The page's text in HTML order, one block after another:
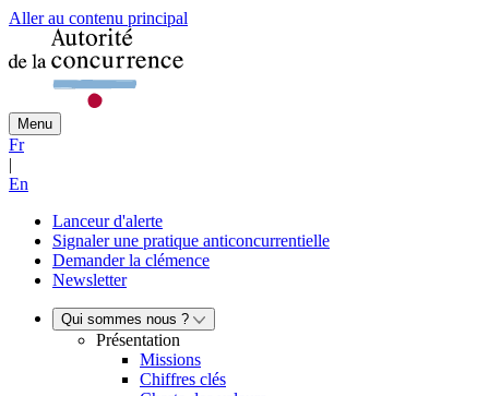
Aller au contenu principal
Menu
Fr
|
En
Lanceur d'alerte
Signaler une pratique anticoncurrentielle
Demander la clémence
Newsletter
Qui sommes nous ?
Présentation
Missions
Chiffres clés